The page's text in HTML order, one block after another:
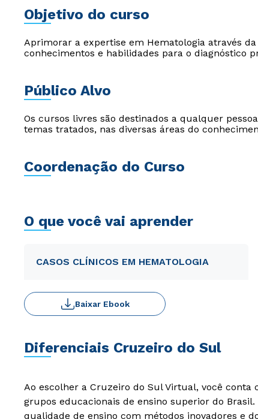
Objetivo do curso
Aprimorar a expertise em Hematologia através
conhecimentos e habilidades para o diagnóstico
Público Alvo
Os cursos livres são destinados a qualquer
temas tratados, nas diversas áreas do
Coordenação do Curso
O que você vai aprender
CASOS CLÍNICOS EM HEMATOLOGIA
Baixar Ebook
Diferenciais Cruzeiro do Sul
Ao escolher a Cruzeiro do Sul Virtual, você
grupos educacionais de ensino superior do
qualidade de ensino com métodos inovadores e